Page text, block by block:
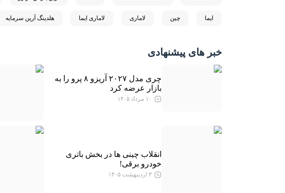
ایما چین لاماری لاماری ایما هلدینگ آرین سرمایه
خبر های پیشنهادی
چری مدل ۲۰۲۷ آریزو ۸ پرو را به
بازار عرضه کرد
۱۰ مرداد ۱۴۰۵
انقلاب چینی ها در بخش باتری
خودرو برقی!
۳ اردیبهشت ۱۴۰۵